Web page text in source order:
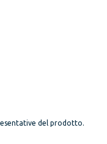
del prodotto.